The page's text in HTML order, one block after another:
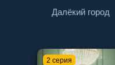
Далёкий город
2 серия